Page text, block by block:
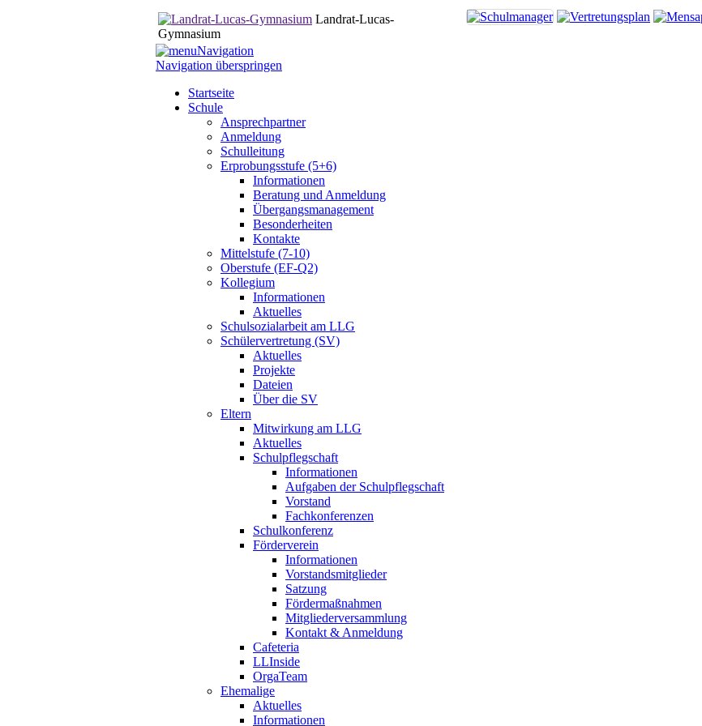
Landrat-Lucas-
Gymnasium
Navigation
Navigation überspringen
Startseite
Schule
Ansprechpartner
Anmeldung
Schulleitung
Erprobungsstufe (5+6)
Informationen
Beratung und Anmeldung
Übergangsmanagement
Besonderheiten
Kontakte
Mittelstufe (7-10)
Oberstufe (EF-Q2)
Kollegium
Informationen
Aktuelles
Schulsozialarbeit am LLG
Schülervertretung (SV)
Aktuelles
Projekte
Dateien
Über die SV
Eltern
Mitwirkung am LLG
Aktuelles
Schulpflegschaft
Informationen
Aufgaben der Schulpflegschaft
Vorstand
Fachkonferenzen
Schulkonferenz
Förderverein
Informationen
Vorstandsmitglieder
Satzung
Fördermaßnahmen
Mitgliederversammlung
Kontakt & Anmeldung
Cafeteria
LLInside
OrgaTeam
Ehemalige
Aktuelles
Informationen